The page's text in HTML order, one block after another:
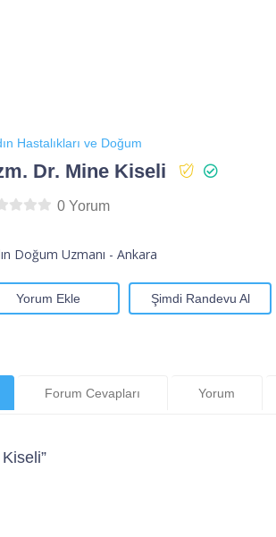
Hastalıkları ve Doğum
Dr. Mine Kiseli
0 Yorum
Doğum Uzmanı - Ankara
Yorum Ekle Şimdi Randevu Al
Forum Cevapları Yorum